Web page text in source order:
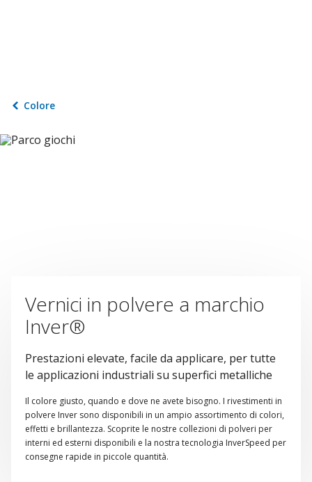
Colore
Vernici in polvere a marchio
Inver®
Prestazioni elevate, facile da applicare, per tutte
le applicazioni industriali su superfici metalliche
Il colore giusto, quando e dove ne avete bisogno. I rivestimenti in
polvere Inver sono disponibili in un ampio assortimento di colori,
effetti e brillantezza. Scoprite le nostre collezioni di polveri per
interni ed esterni disponibili e la nostra tecnologia InverSpeed per
consegne rapide in piccole quantità.